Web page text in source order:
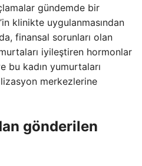
gündemde bir
klinikte uygulanmasından
finansal sorunları olan
iyileştiren hormonlar
bu kadın yumurtaları
merkezlerine
gönderilen